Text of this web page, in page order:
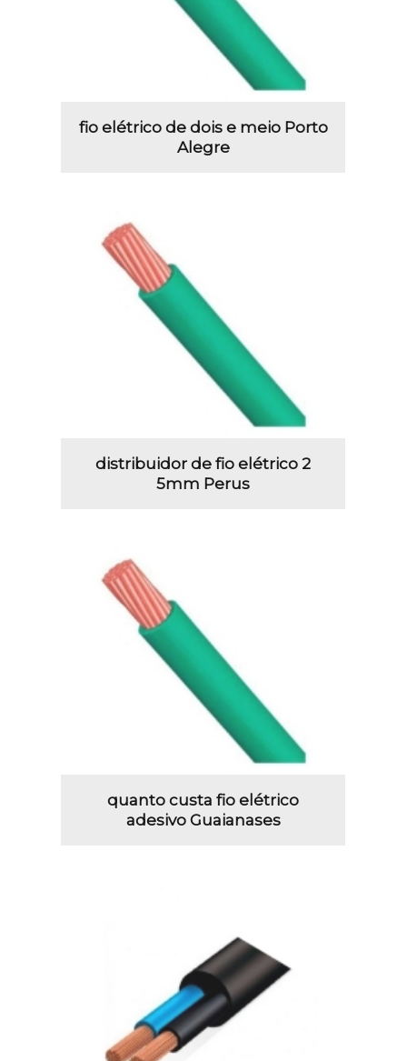
fio elétrico de dois e meio Porto
Alegre
distribuidor de fio elétrico 2
5mm Perus
quanto custa fio elétrico
adesivo Guaianases